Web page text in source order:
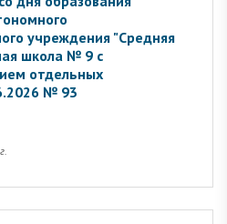
учреждения "Средняя
школа № 9 с
отдельных
№ 93